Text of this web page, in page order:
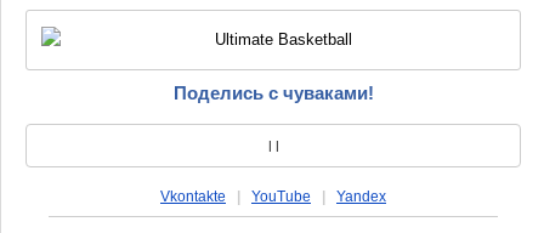
Поделись с чуваками!
| |
Vkontakte | YouTube | Yandex